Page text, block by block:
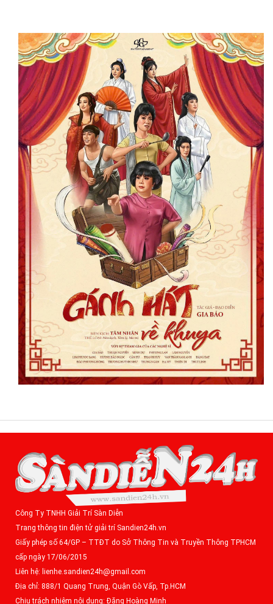
Công Ty TNHH Giải Trí Sàn Diễn
Trang thông tin điện tử giải trí Sandien24h.vn
Giấy phép số 64/GP – TTĐT do Sở Thông Tin và Truyền Thông TPHCM
cấp ngày 17/06/2015
Liên hệ: lienhe.sandien24h@gmail.com
Địa chỉ: 888/1 Quang Trung, Quận Gò Vấp, Tp.HCM
Chịu trách nhiệm nội dung: Đặng Hoàng Minh